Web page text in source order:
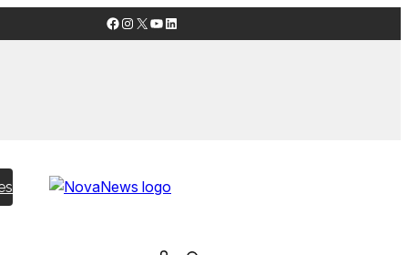
Facebook
Instagram
X YouTube
LinkedIn